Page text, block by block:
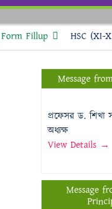
Form Fillup HSC (XI-
Message
প্রফেসর ড. শিখা
অধ্যক্ষ
View Details →
Message